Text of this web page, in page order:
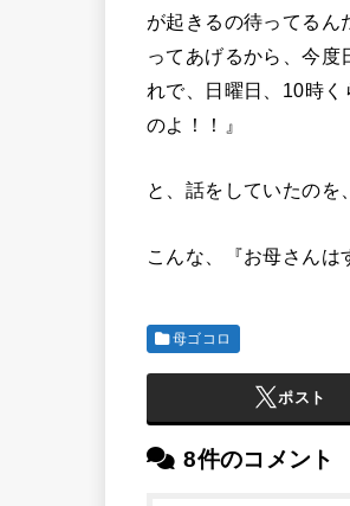
が起きるの待ってるん
ってあげるから、今
れで、日曜日、10時
のよ！！』
と、話をしていたのを
こんな、『お母さんは
母ゴコロ
ポスト
8件のコメント